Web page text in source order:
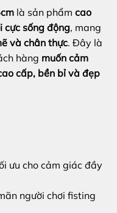
là sản phẩm cao
cực sống động, mang
và chân thực. Đây là
hàng muốn cảm
cấp, bền bỉ và đẹp
ưu cho cảm giác đầy
người chơi fisting